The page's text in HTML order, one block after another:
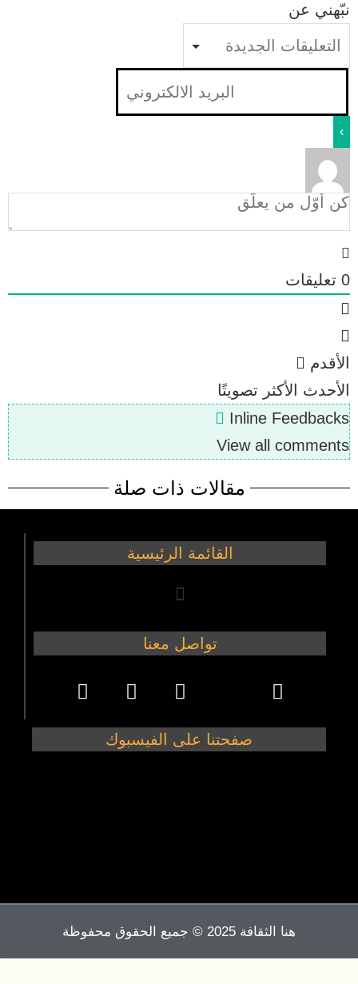
نبّهني عن
0 تعليقات
الأقدم
الأحدث
الأكثر تصويتًا
Inline Feedbacks
View all comments
مقالات ذات صلة
القائمة الرئيسية
تواصل معنا
صفحتنا على الفيسبوك
هنا الثقافة 2025 © جميع الحقوق محفوظة